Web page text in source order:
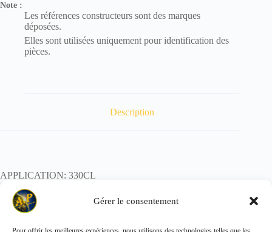
Gérer le consentement
Note :
Les références constructeurs sont des marques
déposées.
Elles sont utilisées uniquement pour identification des
pièces.
Description
APPLICATION: 330CL
REF: 187-8001
POIDS: 0,05kg